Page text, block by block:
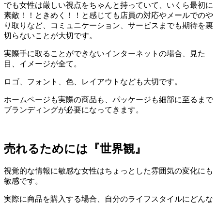
でも女性は厳しい視点をちゃんと持っていて、いくら最初に
素敵！！ときめく！！と感じても店員の対応やメールでのや
り取りなど、コミュニケーション、サービスまでも期待を裏
切らないことが大切です。
実際手に取ることができないインターネットの場合、見た
目、イメージが全て。
ロゴ、フォント、色、レイアウトなども大切です。
ホームページも実際の商品も、パッケージも細部に至るまで
ブランディングが必要になってきます。
売れるためには『世界観』
視覚的な情報に敏感な女性はちょっとした雰囲気の変化にも
敏感です。
実際に商品を購入する場合、自分のライフスタイルにどんな